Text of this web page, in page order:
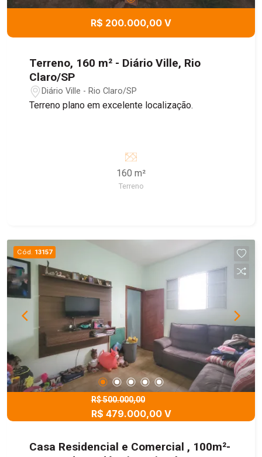
R$ 200.000,00 V
Terreno, 160 m² - Diário Ville, Rio
Claro/SP
Diário Ville - Rio Claro/SP
Terreno plano em excelente localização.
160 m²
Terreno
Cód. 13157
R$ 500.000,00
R$ 479.000,00 V
Casa Residencial e Comercial , 100m²-